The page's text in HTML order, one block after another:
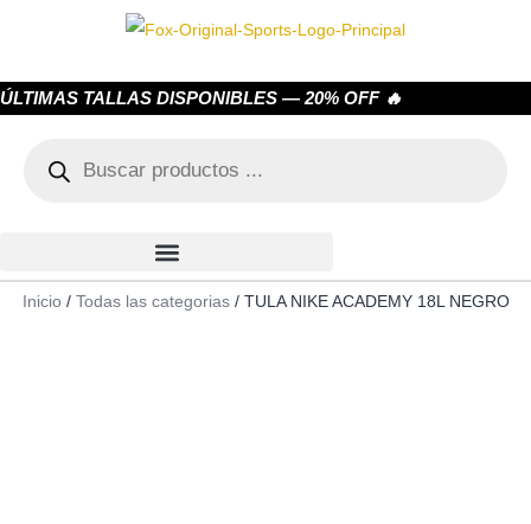
ÚLTIMAS TALLAS DISPONIBLES — 20% OFF 🔥
Inicio/ Todas las categorias/ TULA NIKE ACADEMY 18L NEGRO